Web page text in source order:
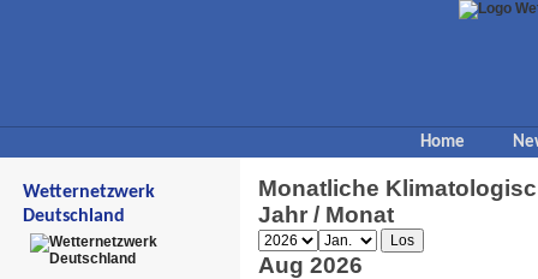
Home
Wetternetzwerk
Deutschland
Monatliche
Jahr / Monat
Aug 2026